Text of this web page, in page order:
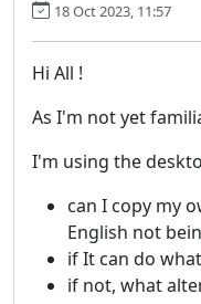
18 Oct 2023, 11:57
Hi All !
As I'm not yet
I'm using the
can I copy my
English not
if It can do
if not, what